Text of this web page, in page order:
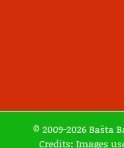
© 2009-2026 Bašta
Credits: Images